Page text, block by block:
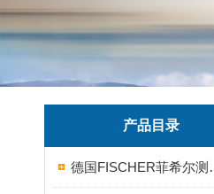
产品目录
德国